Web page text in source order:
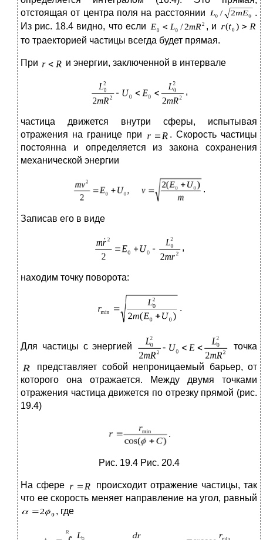
отстоящая от центра поля на расстоянии
.
Из рис. 18.4 видно, что если
, и
то траекторией частицы всегда будет прямая.
При и энергии, заключенной в интервале
,
частица движется внутри сферы, испытывая
отражения на границе при
. Скорость частицы
постоянна и определяется из закона сохранения
механической энергии
.
Записав его в виде
,
находим точку поворота:
.
Для частицы с энергией точка
представляет собой непроницаемый барьер, от
которого она отражается. Между двумя точками
отражения частица движется по отрезку прямой (рис.
19.4)
.
Рис. 19.4 Рис. 20.4
На сфере
происходит отражение частицы, так
что ее скорость меняет направление на угол, равный
, где